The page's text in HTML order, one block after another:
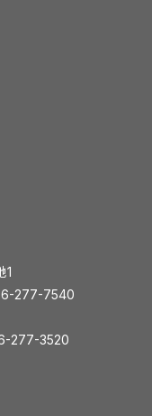
1
277-7540
277-3520